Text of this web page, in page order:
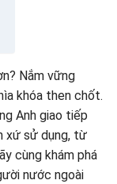
Nắm vững
khóa then chốt.
Anh giao tiếp
xứ sử dụng, từ
cùng khám phá
nước ngoài